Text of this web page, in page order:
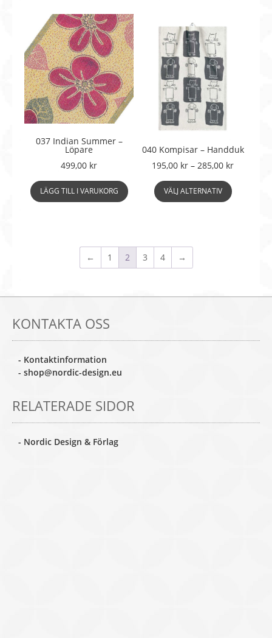
flera
varianter.
De
olika
alternativen
kan
väljas
på
produktsidan
037 Indian Summer –
Löpare
499,00 kr
LÄGG TILL I VARUKORG
040 Kompisar – Handduk
195,00 kr – 285,00 kr
VÄLJ ALTERNATIV
här
kan
← 1 2 3 4 →
KONTAKTA OSS
- Kontaktinformation
- shop@nordic-design.eu
RELATERADE SIDOR
- Nordic Design & Förlag